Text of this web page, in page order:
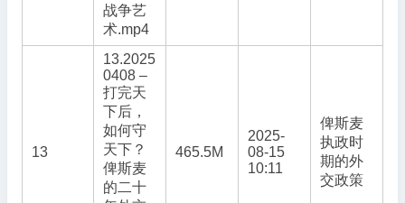
战争艺
术.mp4
13
13.2025
0408 –
打完天
下后，
如何守
天下？
俾斯麦
的二十
465.5M
2025-
08-15
10:11
俾斯麦
执政时
期的外
交政策